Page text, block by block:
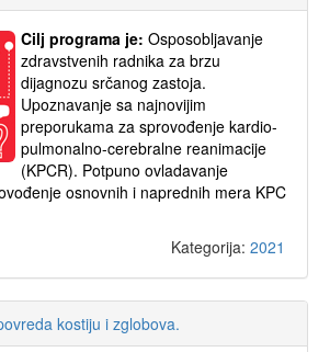
Cilj programa je: Osposobljavanje
zdravstvenih radnika za brzu
dijagnozu srčanog zastoja.
Upoznavanje sa najnovijim
preporukama za sprovođenje kardio-
pulmonalno-cerebralne reanimacije
(KPCR). Potpuno ovladavanje
osnovnih i naprednih mera KPC
Kategorija: 2021
kostiju i zglobova.